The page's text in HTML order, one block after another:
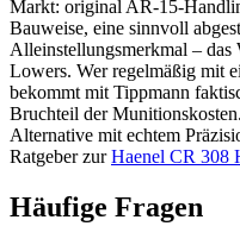
Markt: original AR-15-
Bauweise, eine sinnvoll
Alleinstellungsmerkmal – das
Lowers. Wer regelmäßig mit
bekommt mit Tippmann
Bruchteil der
Alternative mit echtem
Ratgeber zurHaenel CR 308
Häufige Fragen